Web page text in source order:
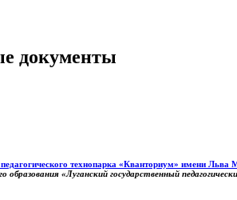
документы
технопарка «Кванториум» имени Льва
образования «Луганский государственный